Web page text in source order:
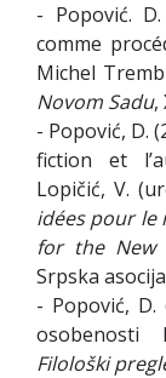
- Popović.
comme
Michel
Novom Sadu,
- Popović, D.
fiction et
Lopičić, V.
idées pour le
for the New
Srpska
- Popović,
Filološki